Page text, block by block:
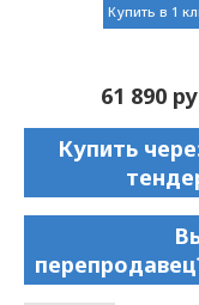
Купить в 1
61 890
Купить